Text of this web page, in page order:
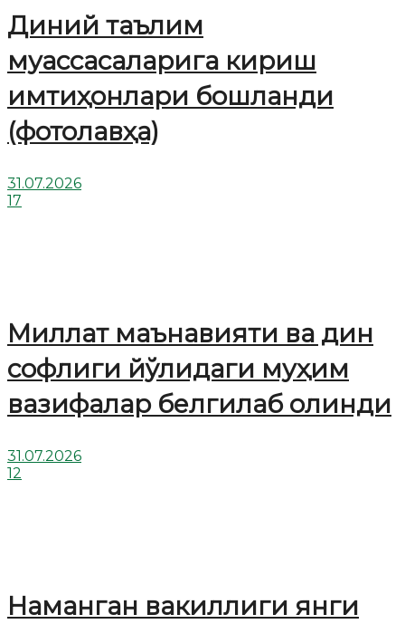
Диний таълим
муассасаларига кириш
имтиҳонлари бошланди
(фотолавҳа)
31.07.2026
17
Миллат маънавияти ва дин
софлиги йўлидаги муҳим
вазифалар белгилаб олинди
31.07.2026
12
Наманган вакиллиги янги